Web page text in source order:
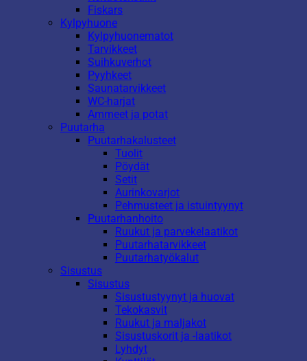
Fiskars
Kylpyhuone
Kylpyhuonematot
Tarvikkeet
Suihkuverhot
Pyyhkeet
Saunatarvikkeet
WC-harjat
Ammeet ja potat
Puutarha
Puutarhakalusteet
Tuolit
Pöydät
Setit
Aurinkovarjot
Pehmusteet ja istuintyynyt
Puutarhanhoito
Ruukut ja parvekelaatikot
Puutarhatarvikkeet
Puutarhatyökalut
Sisustus
Sisustus
Sisustustyynyt ja huovat
Tekokasvit
Ruukut ja maljakot
Sisustuskorit ja -laatikot
Lyhdyt